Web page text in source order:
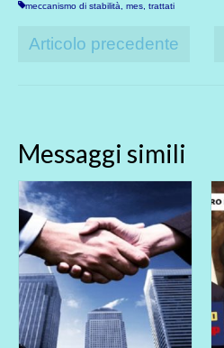
meccanismo di stabilità, mes, trattati
Articolo precedente
Messaggi simili